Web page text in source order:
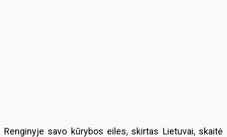
Renginyje savo kūrybos eiles, skirtas Lietuvai, skaitė